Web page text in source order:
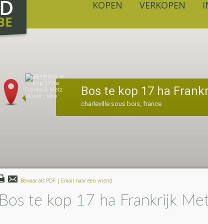
KOPEN VERKOPEN
Bos te kop 17 ha
charleville sous bois, france
Bewaar als PDF | Email naar een vriend
Bos te kop 17 ha Frankrijk